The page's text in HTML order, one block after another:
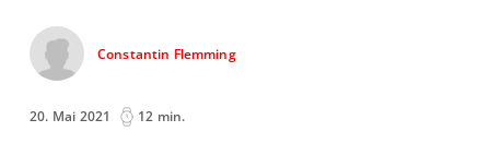
Constantin Flemming
20. Mai 2021 12 min.